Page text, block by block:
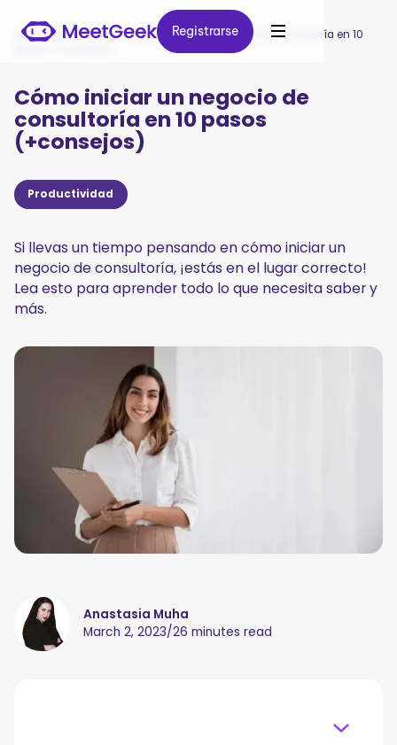
Registrarse
Registrarse
MeetGeek / Blog / Cómo iniciar un negocio de consultoría en 10
Cómo iniciar un negocio de
consultoría en 10 pasos
(+consejos)
Productividad
Si llevas un tiempo pensando en cómo iniciar un
negocio de consultoría, ¡estás en el lugar correcto!
Lea esto para aprender todo lo que necesita saber y
más.
Anastasia Muha
March 2, 2023/26 minutes read